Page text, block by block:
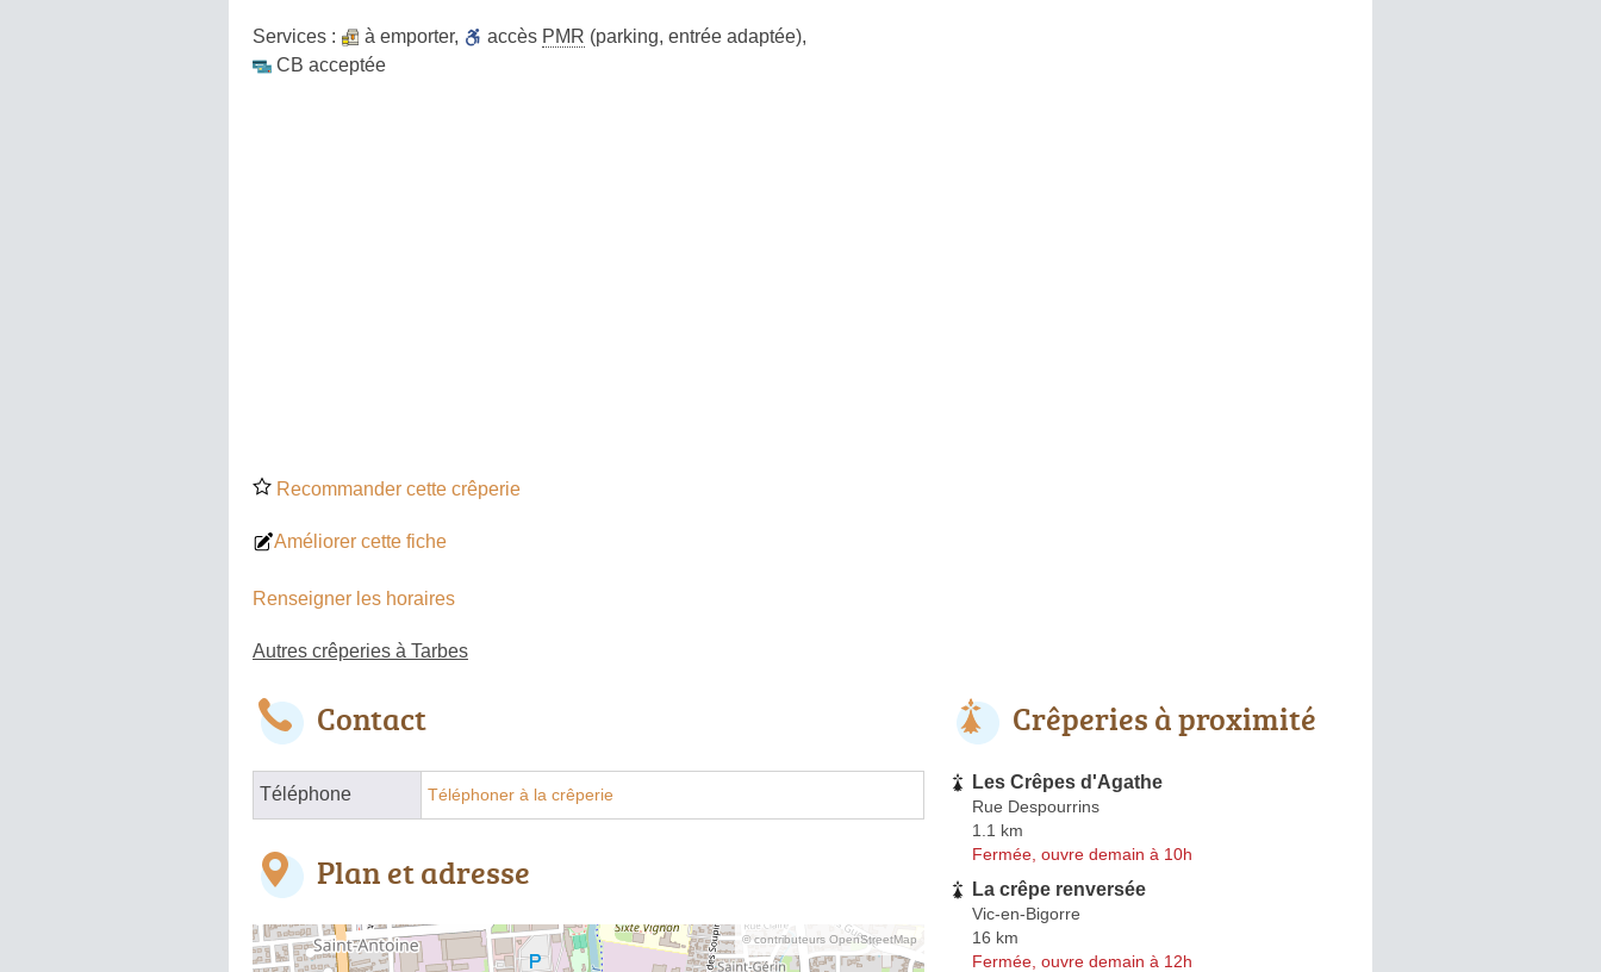
Services : à emporter, accès PMR (parking, entrée adaptée),
CB acceptée
Recommander cette crêperie
Améliorer cette fiche
Renseigner les horaires
Autres crêperies à Tarbes
Contact
Téléphone Téléphoner à la crêperie
Plan et adresse
© contributeurs OpenStreetMap
Crêperies à proximité
Les Crêpes d'Agathe
Rue Despourrins
1.1 km
Fermée, ouvre demain à 10h
La crêpe renversée
Vic-en-Bigorre
16 km
Fermée, ouvre demain à 12h